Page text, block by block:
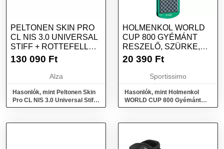
PELTONEN SKIN PRO
CL NIS 3.0 UNIVERSAL
STIFF + ROTTEFELLA
NIS TOURING AUTO
130 090 Ft
Alza
Hasonlók, mint Peltonen Skin
Pro CL NIS 3.0 Universal Stiff
+ Rottefella NIS Touring Auto
HOLMENKOL WORLD
CUP 800 GYÉMÁNT
RESZELŐ, SZÜRKE,
MÉRET
20 390 Ft
Sportissimo
Hasonlók, mint Holmenkol
WORLD CUP 800 Gyémánt
reszelő, szürke, méret